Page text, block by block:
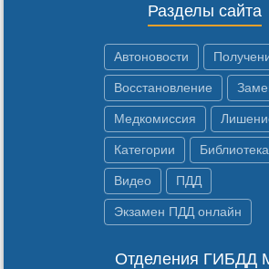
Разделы сайта
Автоновости
Восстановление
Медкомиссия
Категории Библиотека
Видео ПДД
Экзамен ПДД онлайн
Отделения ГИБДД